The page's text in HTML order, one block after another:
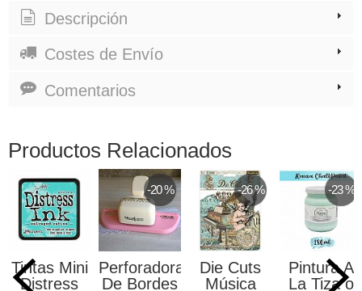
Descripción
Costes de Envío
Comentarios
Productos Relacionados
Tintas Mini
Distress
-20 %
Perforadora
De Bordes
-26 %
Die Cuts
Música
-23 %
Pintura A
La Tiza o